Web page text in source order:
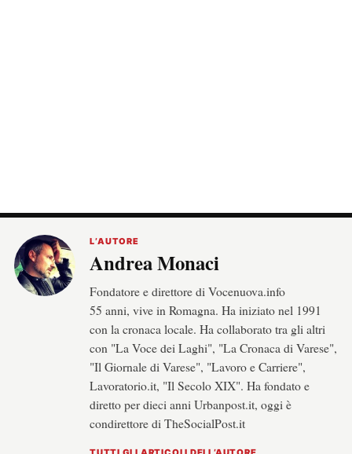
L’AUTORE
Andrea Monaci
Fondatore e direttore di Vocenuova.info
55 anni, vive in Romagna. Ha iniziato nel 1991
con la cronaca locale. Ha collaborato tra gli altri
con "La Voce dei Laghi", "La Cronaca di Varese",
"Il Giornale di Varese", "Lavoro e Carriere",
Lavoratorio.it, "Il Secolo XIX". Ha fondato e
diretto per dieci anni Urbanpost.it, oggi è
condirettore di TheSocialPost.it